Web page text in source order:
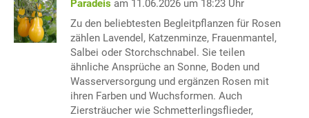
Paradeis am 11.06.2026 um 18:23 Uhr
Zu den beliebtesten Begleitpflanzen für Rosen
zählen Lavendel, Katzenminze, Frauenmantel,
Salbei oder Storchschnabel. Sie teilen
ähnliche Ansprüche an Sonne, Boden und
Wasserversorgung und ergänzen Rosen mit
ihren Farben und Wuchsformen. Auch
Ziersträucher wie Schmetterlingsflieder,